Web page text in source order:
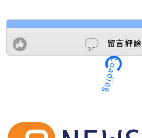
留言評論
Loading